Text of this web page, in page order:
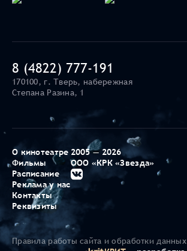
8 (4822) 777-191
170100, г. Тверь, набережная
Степана Разина, 1
О кинотеатре
Фильмы
Расписание
Реклама у нас
Контакты
Реквизиты
2005 — 2026
ООО «КРК «Звезда»
Правила работы сайта и обработки данных